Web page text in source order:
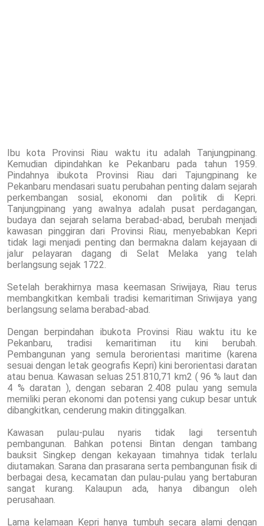
Ibu kota Provinsi Riau waktu itu adalah Tanjungpinang.
Kemudian dipindahkan ke Pekanbaru pada tahun 1959.
Pindahnya ibukota Provinsi Riau dari Tajungpinang ke
Pekanbaru mendasari suatu perubahan penting dalam sejarah
perkembangan sosial, ekonomi dan politik di Kepri.
Tanjungpinang yang awalnya adalah pusat perdagangan,
budaya dan sejarah selama berabad-abad, berubah menjadi
kawasan pinggiran dari Provinsi Riau, menyebabkan Kepri
tidak lagi menjadi penting dan bermakna dalam kejayaan di
jalur pelayaran dagang di Selat Melaka yang telah
berlangsung sejak 1722.
Setelah berakhirnya masa keemasan Sriwijaya, Riau terus
membangkitkan kembali tradisi kemaritiman Sriwijaya yang
berlangsung selama berabad-abad.
Dengan berpindahan ibukota Provinsi Riau waktu itu ke
Pekanbaru, tradisi kemaritiman itu kini berubah.
Pembangunan yang semula berorientasi maritime (karena
sesuai dengan letak geografis Kepri) kini berorientasi daratan
atau benua. Kawasan seluas 251.810,71 km2 ( 96 % laut dan
4 % daratan ), dengan sebaran 2.408 pulau yang semula
memiliki peran ekonomi dan potensi yang cukup besar untuk
dibangkitkan, cenderung makin ditinggalkan.
Kawasan pulau-pulau nyaris tidak lagi tersentuh
pembangunan. Bahkan potensi Bintan dengan tambang
bauksit Singkep dengan kekayaan timahnya tidak terlalu
diutamakan. Sarana dan prasarana serta pembangunan fisik di
berbagai desa, kecamatan dan pulau-pulau yang bertaburan
sangat kurang. Kalaupun ada, hanya dibangun oleh
perusahaan.
Lama kelamaan Kepri hanya tumbuh secara alami dengan